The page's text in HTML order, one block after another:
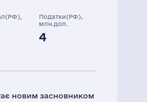
Податки(РФ),
млн.дол.
4
новим засновником